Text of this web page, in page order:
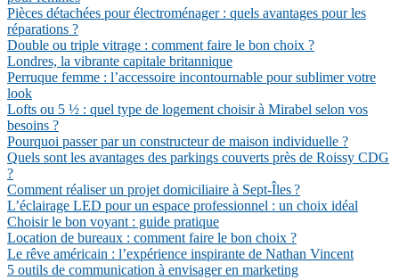
Pièces détachées pour électroménager : quels avantages pour les
réparations ?
Double ou triple vitrage : comment faire le bon choix ?
Londres, la vibrante capitale britannique
Perruque femme : l’accessoire incontournable pour sublimer votre
look
Lofts ou 5 ½ : quel type de logement choisir à Mirabel selon vos
besoins ?
Pourquoi passer par un constructeur de maison individuelle ?
Quels sont les avantages des parkings couverts près de Roissy CDG
?
Comment réaliser un projet domiciliaire à Sept-Îles ?
L’éclairage LED pour un espace professionnel : un choix idéal
Choisir le bon voyant : guide pratique
Location de bureaux : comment faire le bon choix ?
Le rêve américain : l’expérience inspirante de Nathan Vincent
5 outils de communication à envisager en marketing